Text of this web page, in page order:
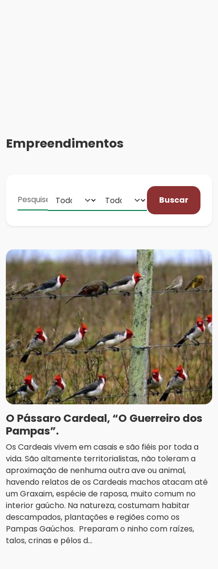
Empreendimentos
Buscar
O Pássaro Cardeal, “O Guerreiro dos
Pampas”.
Os Cardeais vivem em casais e são fiéis por toda a
vida. São altamente territorialistas, não toleram a
aproximação de nenhuma outra ave ou animal,
havendo relatos de os Cardeais machos atacam até
um Graxaim, espécie de raposa, muito comum no
interior gaúcho. Na natureza, costumam habitar
descampados, plantações e regiões como os
Pampas Gaúchos. Preparam o ninho com raízes,
talos, crinas e pêlos d...